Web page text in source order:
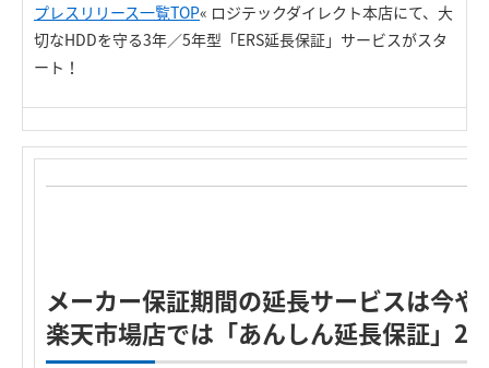
プレスリリース一覧TOP« ロジテックダイレクト本店にて、大
切なHDDを守る3年／5年型「ERS延長保証」サービスがスタ
ート！
メーカー保証期間の延長サービスは今や
楽天市場店では「あんしん延長保証」